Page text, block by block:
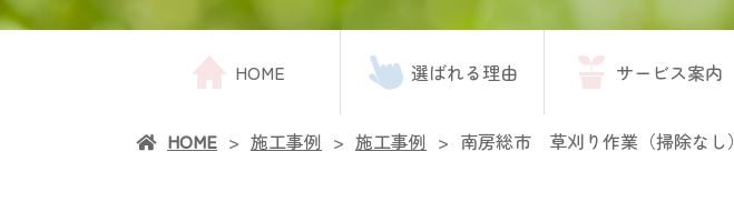
HOME 選ばれる理由 サービス案内
HOME 施工事例 施工事例 南房総市 草刈り作業（掃除なし）